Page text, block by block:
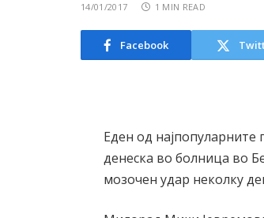
14/01/2017 1 MIN READ
Facebook
Еден од најпопуларните
денеска во болница во
мозочен удар неколку